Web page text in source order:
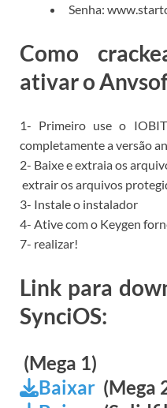
Senha:
Como
ativar o
1- Primeiro use o
completamente a versão
2- Baixe e extraia os
extrair os arquivos
3- Instale o instalador
4- Ative com o Keygen
7- realizar!
Link para
SynciOS:
(Mega 1)
Baixar (Mega